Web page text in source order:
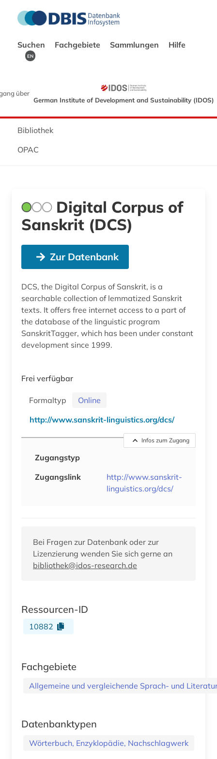
Suchen Fachgebiete Sammlungen Hilfe
EN
über
German Institute of Development and Sustainability (IDOS)
Bibliothek
OPAC
Digital Corpus of
Sanskrit (DCS)
Zur Datenbank
DCS, the Digital Corpus of Sanskrit, is a
searchable collection of lemmatized Sanskrit
texts. It offers free internet access to a part of
the database of the linguistic program
SanskritTagger, which has been under constant
development since 1999.
Frei verfügbar
Formaltyp
Online
http://www.sanskrit-linguistics.org/dcs/
Infos zum Zugang
Zugangstyp
Zugangslink
http://www.sanskrit-
linguistics.org/dcs/
Bei Fragen zur Datenbank oder zur
Lizenzierung wenden Sie sich gerne an
bibliothek@idos-research.de
Ressourcen-ID
10882
Fachgebiete
Allgemeine und vergleichende Sprach- und
Datenbanktypen
Wörterbuch, Enzyklopädie, Nachschlagwerk